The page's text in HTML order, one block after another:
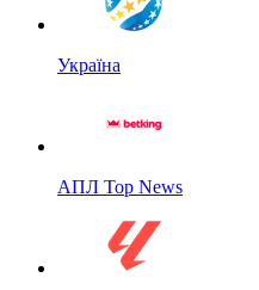
Україна
АПЛ Top News